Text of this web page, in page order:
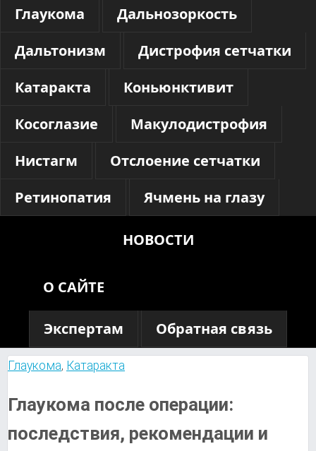
Глаукома
Дальнозоркость
Дальтонизм
Дистрофия сетчатки
Катаракта
Коньюнктивит
Косоглазие
Макулодистрофия
Нистагм
Отслоение сетчатки
Ретинопатия
Ячмень на глазу
НОВОСТИ
О САЙТЕ
Экспертам Обратная связь
Глаукома, Катаракта
Глаукома после операции:
последствия, рекомендации и